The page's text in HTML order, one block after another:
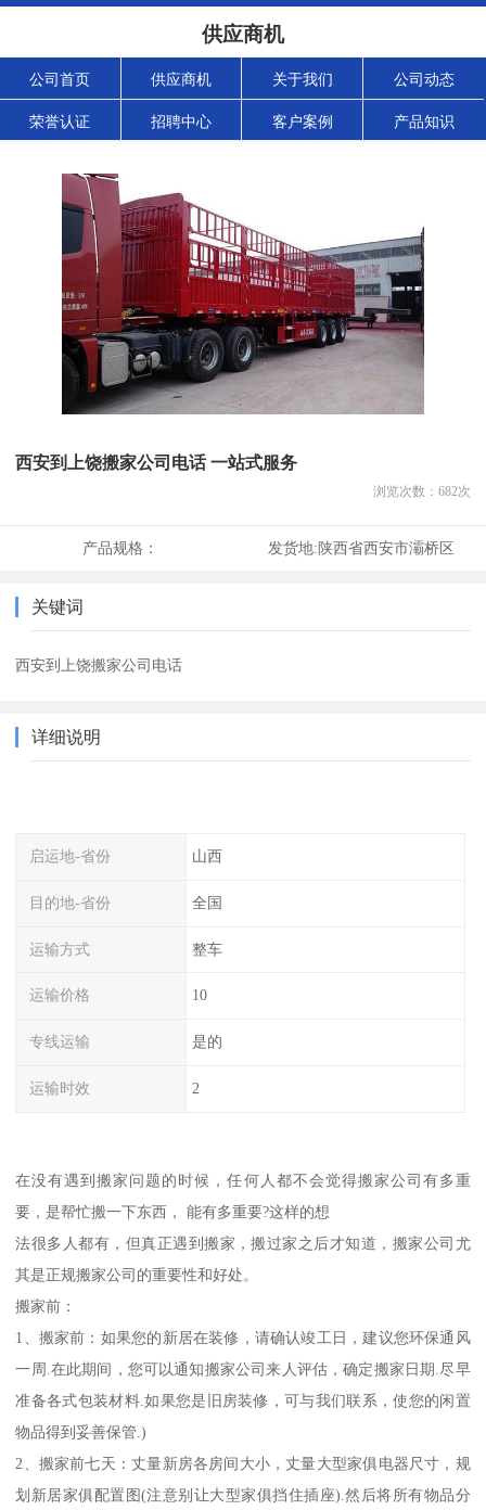
供应商机
公司首页 供应商机 关于我们 公司动态
荣誉认证 招聘中心 客户案例 产品知识
西安到上饶搬家公司电话 一站式服务
浏览次数： 682次
产品规格： 发货地:陕西省西安市灞桥区
关键词
西安到上饶搬家公司电话
详细说明
启运地-省份 山西
目的地-省份 全国
运输方式 整车
运输价格 10
专线运输 是的
运输时效 2
在没有遇到搬家问题的时候，任何人都不会觉得搬家公司有多重
要，是帮忙搬一下东西， 能有多重要?这样的想
法很多人都有，但真正遇到搬家，搬过家之后才知道，搬家公司尤
其是正规搬家公司的重要性和好处。
搬家前：
1、搬家前：如果您的新居在装修，请确认竣工日，建议您环保通风
一周.在此期间，您可以通知搬家公司来人评估，确定搬家日期.尽早
准备各式包装材料.如果您是旧房装修，可与我们联系，使您的闲置
物品得到妥善保管.)
2、搬家前七天：丈量新房各房间大小，丈量大型家俱电器尺寸，规
划新居家俱配置图(注意别让大型家俱挡住插座).然后将所有物品分